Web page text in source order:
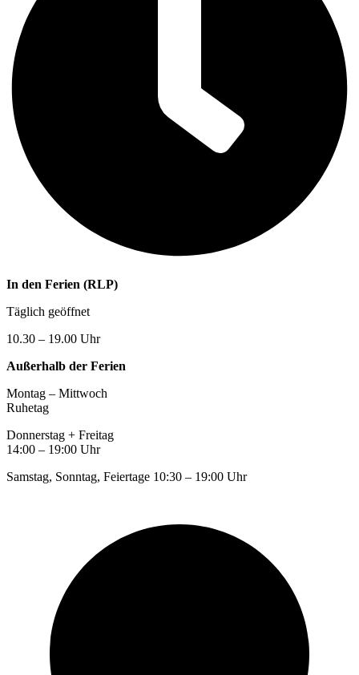
In den Ferien (RLP)
Täglich geöffnet
10.30 – 19.00 Uhr
Außerhalb der Ferien
Montag – Mittwoch
Ruhetag
Donnerstag + Freitag
14:00 – 19:00 Uhr
Samstag, Sonntag, Feiertage 10:30 – 19:00 Uhr